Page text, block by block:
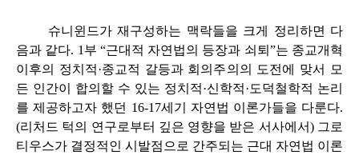
슈니윈드가 재구성하는 맥락들을 크게 정리하면 다
음과 같다. 1부 “근대적 자연법의 등장과 쇠퇴”는 종교개혁
이후의 정치적·종교적 갈등과 회의주의의 도전에 맞서 모
든 인간이 합의할 수 있는 정치적·신학적·도덕철학적 논리
를 제공하고자 했던 16-17세기 자연법 이론가들을 다룬다.
(리처드 턱의 연구로부터 깊은 영향을 받은 서사에서) 그로
티우스가 결정적인 시발점으로 간주되는 근대 자연법 이론